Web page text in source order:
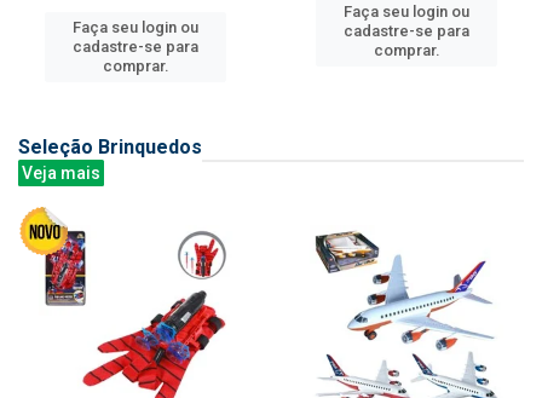
Faça seu login ou
cadastre-se para
comprar.
Faça seu login ou
cadastre-se para
comprar.
Seleção Brinquedos
Veja mais